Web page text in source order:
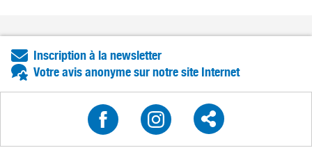
Inscription à la newsletter
Votre avis anonyme sur notre site Internet